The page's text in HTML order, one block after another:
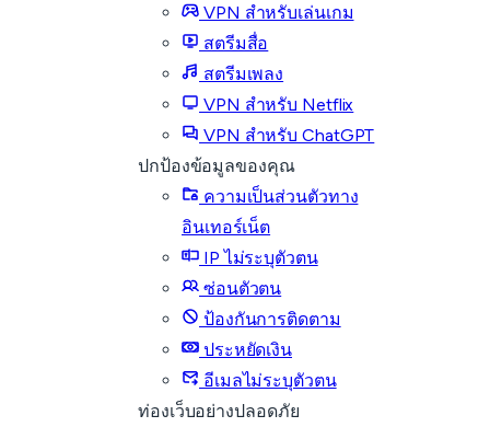
VPN สำหรับเล่นเกม
สตรีมสื่อ
สตรีมเพลง
VPN สำหรับ Netflix
VPN สำหรับ ChatGPT
ปกป้องข้อมูลของคุณ
ความเป็นส่วนตัวทาง
อินเทอร์เน็ต
IP ไม่ระบุตัวตน
ซ่อนตัวตน
ป้องกันการติดตาม
ประหยัดเงิน
อีเมลไม่ระบุตัวตน
ท่องเว็บอย่างปลอดภัย